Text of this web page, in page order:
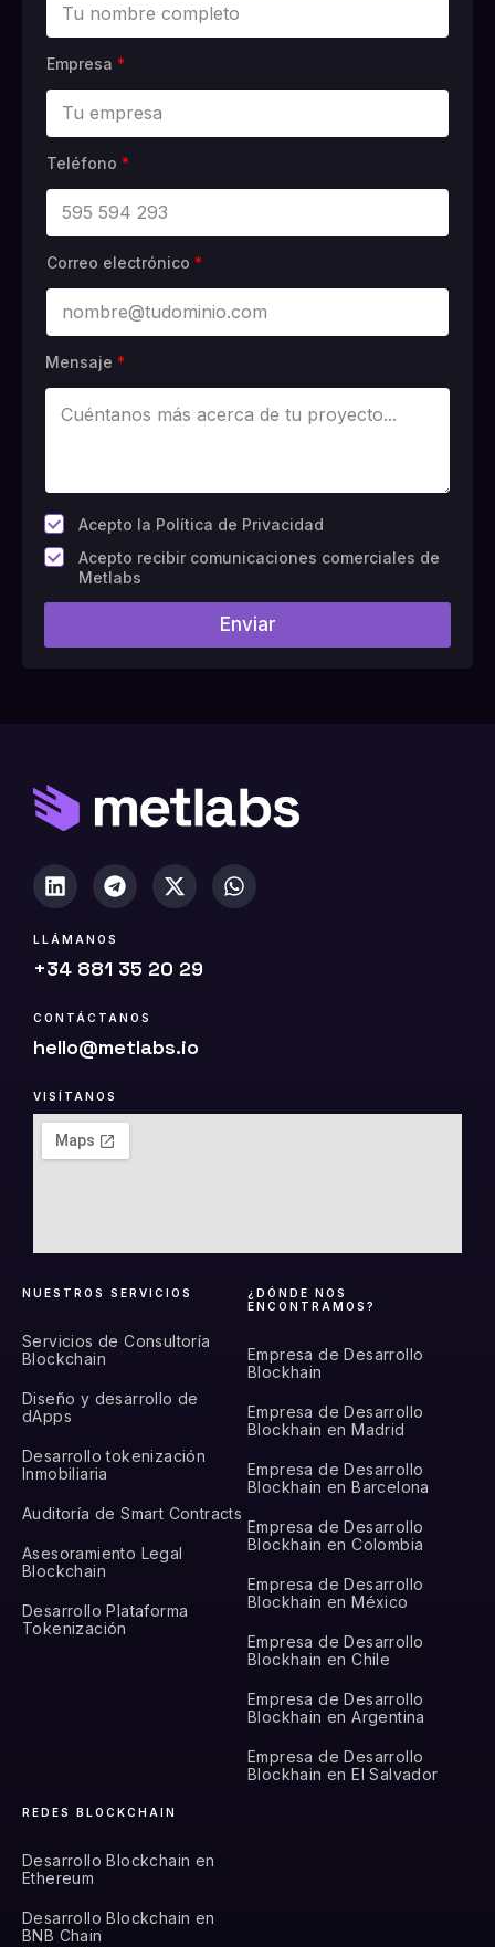
Empresa *
Teléfono *
Correo electrónico *
Mensaje *
*
Acepto la Política de Privacidad
C
a
p
#
a
)
Acepto recibir comunicaciones comerciales de
Metlabs
Enviar
LLÁMANOS
+34 881 35 20 29
CONTÁCTANOS
hello@metlabs.io
VISÍTANOS
NUESTROS SERVICIOS
Servicios de Consultoría
Blockchain
Diseño y desarrollo de
dApps
Desarrollo tokenización
Inmobiliaria
Auditoría de Smart Contracts
Asesoramiento Legal
Blockchain
Desarrollo Plataforma
Tokenización
¿DÓNDE NOS
ENCONTRAMOS?
Empresa de Desarrollo
Blockhain
Empresa de Desarrollo
Blockhain en Madrid
Empresa de Desarrollo
Blockhain en Barcelona
Empresa de Desarrollo
Blockhain en Colombia
Empresa de Desarrollo
Blockhain en México
Empresa de Desarrollo
Blockhain en Chile
Empresa de Desarrollo
Blockhain en Argentina
Empresa de Desarrollo
Blockhain en El Salvador
REDES BLOCKCHAIN
Desarrollo Blockchain en
Ethereum
Desarrollo Blockchain en
BNB Chain